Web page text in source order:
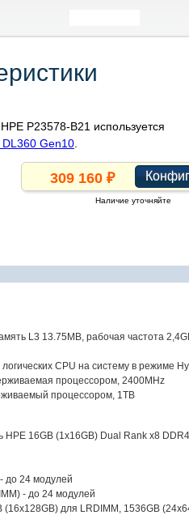
P23578-B21 используется
Gen10
Наличие уточняйте
L3 13.75MB, рабочая частота
CPU на систему в режиме
процессором, 2400MHz
процессором, 1TB
16GB (1x16GB) Dual Rank x8
до 24 модулей
- до 24 модулей
для LRDIMM, 1536GB